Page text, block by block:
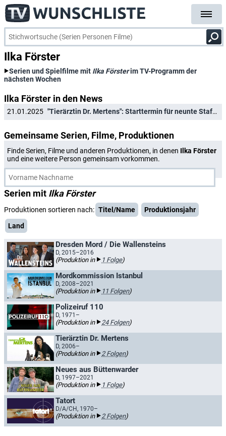
Ilka Förster
Serien und Spielfilme mit Ilka Försterim TV-Programm der
nächsten Wochen
Ilka Förster in den News
21.01.2025 "Tierärztin Dr. Mertens": Starttermin für neunte Staffel mit neuem Tierarzt verraten
Gemeinsame Serien, Filme, Produktionen
Finde Serien, Filme und anderen Produktionen, in denen Ilka Förster
und eine weitere Person gemeinsam vorkommen.
Serien mit Ilka Förster
Produktionen sortieren nach: Titel/Name
Produktionsjahr
Land
Dresden Mord / Die Wallensteins
D, 2015–2016
(Produktion in 1 Folge)
Mordkommission Istanbul
D, 2008–2021
(Produktion in 11 Folgen)
Polizeiruf 110
D, 1971–
(Produktion in 24 Folgen)
Tierärztin Dr. Mertens
D, 2006–
(Produktion in 2 Folgen)
Neues aus Büttenwarder
D, 1997–2021
(Produktion in 1 Folge)
Tatort
D/A/CH, 1970–
(Produktion in 2 Folgen)